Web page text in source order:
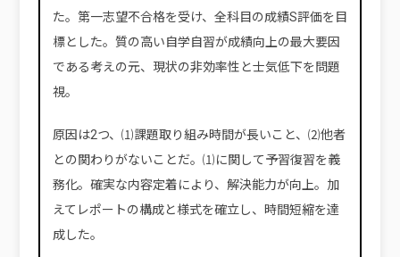
た。第一志望不合格を受け、全科目の成績S評価を目
標とした。質の高い自学自習が成績向上の最大要因
である考えの元、現状の非効率性と士気低下を問題
視。
原因は2つ、⑴課題取り組み時間が長いこと、⑵他者
との関わりがないことだ。⑴に関して予習復習を義
務化。確実な内容定着により、解決能力が向上。加
えてレポートの構成と様式を確立し、時間短縮を達
成した。